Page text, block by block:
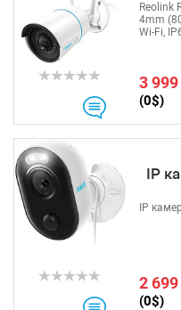
3 999
(0$)
Reolink
4mm
Wi-Fi,
IP
2 699
(0$)
IP